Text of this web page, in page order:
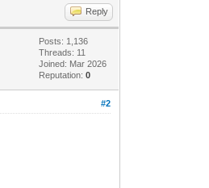
Reply
Posts: 1,136
Threads: 11
Joined: Mar 2026
Reputation:0
#2